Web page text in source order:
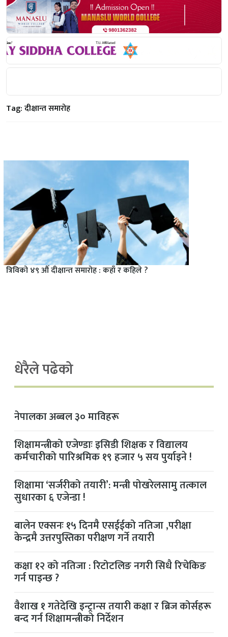
Tag:दीक्षान्त समारोह
त्रिविको ४९ औँ दीक्षान्त समारोह : कहाँ र कहिले ?
धेरैले पढेको
नेपालका अब्बल ३० माविहरू
शिक्षामन्त्रीको एजेण्डाः इसिडी शिक्षक र विद्यालय
कर्मचारीको पारिश्रमिक १९ हजार ५ सय पुर्याइने !
शिक्षामा ‘सर्जरीको तयारी’: मन्त्री पोखरेलसामु तत्काल
सुधारका ६ एजेन्डा !
बालेन एक्सनः १५ दिनमै एसईईको नतिजा ,परीक्षा
केन्द्रमै उत्तरपुस्तिका परीक्षण गर्ने तयारी
कक्षा १२ को नतिजा : रिटोटलिङ नगरी सिधै रिचेकिङ
गर्न पाइन्छ ?
वैशाख १ गतेदेखि इन्ट्रान्स तयारी कक्षा र ब्रिज कोर्सहरू
बन्द गर्न शिक्षामन्त्रीको निर्देशन